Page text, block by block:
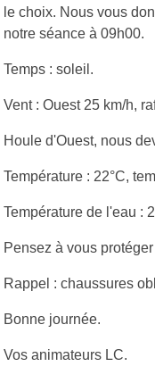
le choix. Nous vous
notre séance à 09h00.
Temps : soleil.
Vent : Ouest 25 km/h,
Houle d'Ouest, nous
Température : 22°C,
Température de l'eau :
Pensez à vous
Rappel : chaussures
Bonne journée.
Vos animateurs LC.